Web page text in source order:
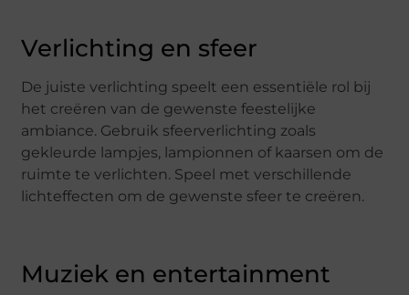
Verlichting en sfeer
De juiste verlichting speelt een essentiële rol bij
het creëren van de gewenste feestelijke
ambiance. Gebruik sfeerverlichting zoals
gekleurde lampjes, lampionnen of kaarsen om de
ruimte te verlichten. Speel met verschillende
lichteffecten om de gewenste sfeer te creëren.
Muziek en entertainment